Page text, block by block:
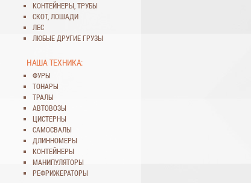
КОНТЕЙНЕРЫ ТРУБЫ
СКОТ, ЛОШАДИ
ЛЕС
ЛЮБЫЕ ДРУГИЕ ГРУЗЫ
НАША ТЕХНИКА:
ФУРЫ
ТОНАРЫ
ТРАЛЫ
АВТОВОЗЫ
ЦИСТЕРНЫ
САМОСВАЛЫ
ДЛИННОМЕРЫ
КОНТЕЙНЕРЫ
МАНИПУЛЯТОРЫ
РЕФРИЖЕРАТОРЫ